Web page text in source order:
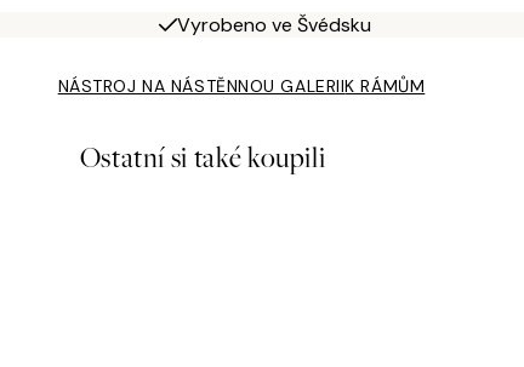
Vyrobeno ve Švédsku
NÁSTROJ NA NÁSTĚNNOU GALERIIK RÁMŮM
Ostatní si také koupili